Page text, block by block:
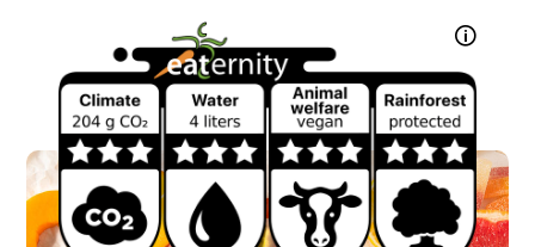
- davon gesättigte Fettsäuren
0.2
Kohlenhydrate
84
- davon Zucker
72
g
Eiweiß
0.5
g
0.59 g
Glukosesirup, Rübenzucker, modifizierte
Stärke, Geliermittel: Carrageen;
Säuerungsmittel: Citronensäure;
Säureregulator: Natriumcitrate; natürliches
Aroma, Karamellzuckersirup,
Überzugsmittel: Carnaubawachs.
Kann Spuren von WEIZEN enthalten.
🛈